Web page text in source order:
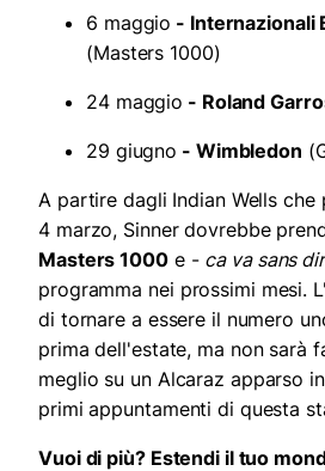
6 maggio - Internazionali
(Masters 1000)
24 maggio - Roland
29 giugno - Wimbledon
A partire dagli Indian Wells che
4 marzo, Sinner dovrebbe
Masters 1000e - ca va sans
programma nei prossimi mesi.
di tornare a essere il numero
prima dell'estate, ma non sarà
meglio su un Alcaraz apparso
primi appuntamenti di questa
Vuoi di più? Estendi il tuo